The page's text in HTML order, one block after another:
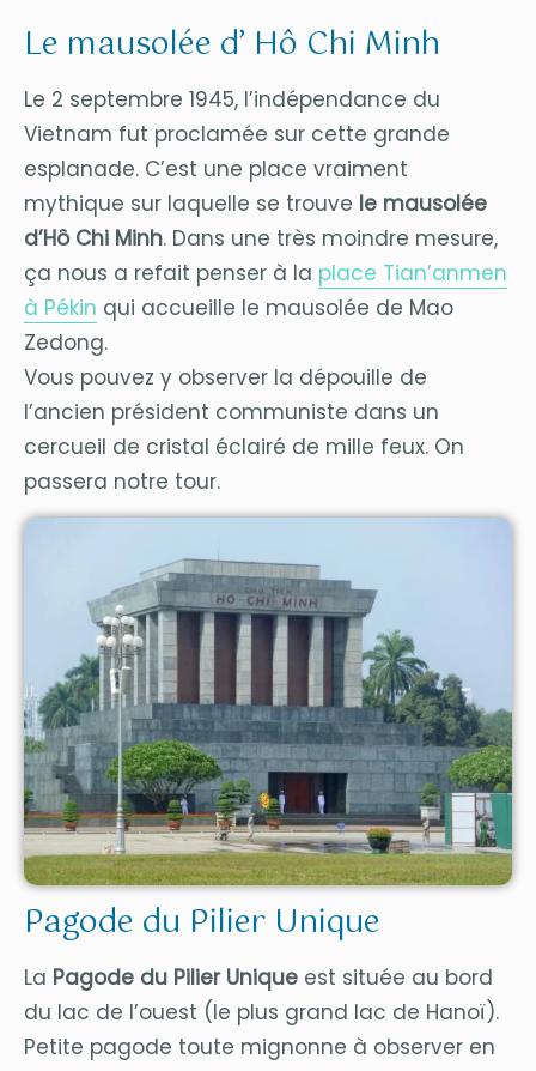
Le mausolée d’ Hô Chi Minh
Le 2 septembre 1945, l’indépendance du
Vietnam fut proclamée sur cette grande
esplanade. C’est une place vraiment
mythique sur laquelle se trouve le mausolée
d’Hô Chi Minh. Dans une très moindre mesure,
ça nous a refait penser à la place Tian’anmen
à Pékin qui accueille le mausolée de Mao
Zedong.
Vous pouvez y observer la dépouille de
l’ancien président communiste dans un
cercueil de cristal éclairé de mille feux. On
passera notre tour.
Pagode du Pilier Unique
La Pagode du Pilier Unique est située au bord
du lac de l’ouest (le plus grand lac de Hanoï).
Petite pagode toute mignonne à observer en